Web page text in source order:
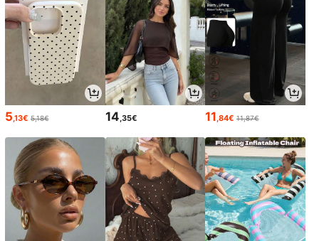
5,13€ 5,18€ 14,35€ 11,84€ 11,87€